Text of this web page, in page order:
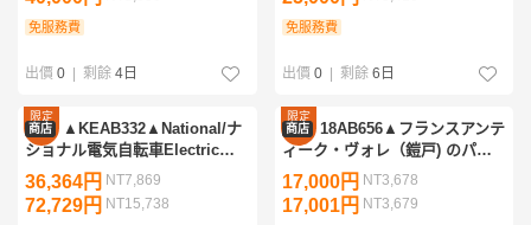
軍装 武器 刀装具 日本刀 大日本
帝国軍
免服務費
出價 0 剩餘 4日
伝統工芸
免服務費
出價 0 剩餘 6日
限定
優惠
商店 ▲KEAB332▲National/ナ
ショナル電気自転車Electric
Cycle DG-EC2・日本初未来技
術遺産国立科学博物館電動自転
車限定500台限定品
36,364円 NT7,869
72,729円 NT15,738
限定
優惠
商店 18AB656▲フランスアンテ
ィーク・ヴォレ（鎧戸) のパー
テーション・パーティション
17,000円 NT3,678
17,001円 NT3,679